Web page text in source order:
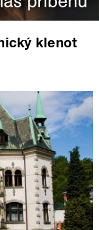
klenot